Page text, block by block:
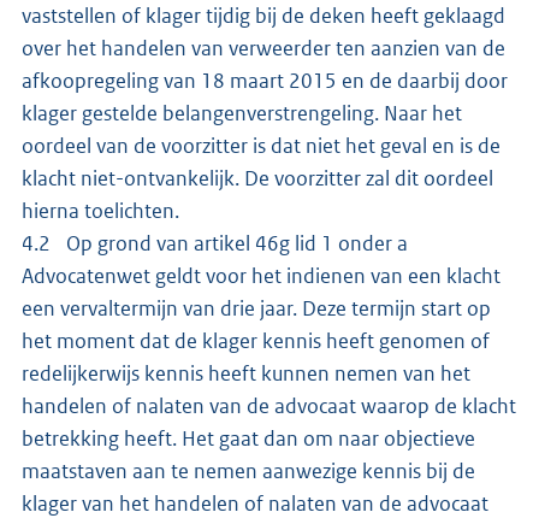
vaststellen of klager tijdig bij de deken heeft geklaagd
over het handelen van verweerder ten aanzien van de
afkoopregeling van 18 maart 2015 en de daarbij door
klager gestelde belangenverstrengeling. Naar het
oordeel van de voorzitter is dat niet het geval en is de
klacht niet-ontvankelijk. De voorzitter zal dit oordeel
hierna toelichten.
4.2 Op grond van artikel 46g lid 1 onder a
Advocatenwet geldt voor het indienen van een klacht
een vervaltermijn van drie jaar. Deze termijn start op
het moment dat de klager kennis heeft genomen of
redelijkerwijs kennis heeft kunnen nemen van het
handelen of nalaten van de advocaat waarop de klacht
betrekking heeft. Het gaat dan om naar objectieve
maatstaven aan te nemen aanwezige kennis bij de
klager van het handelen of nalaten van de advocaat